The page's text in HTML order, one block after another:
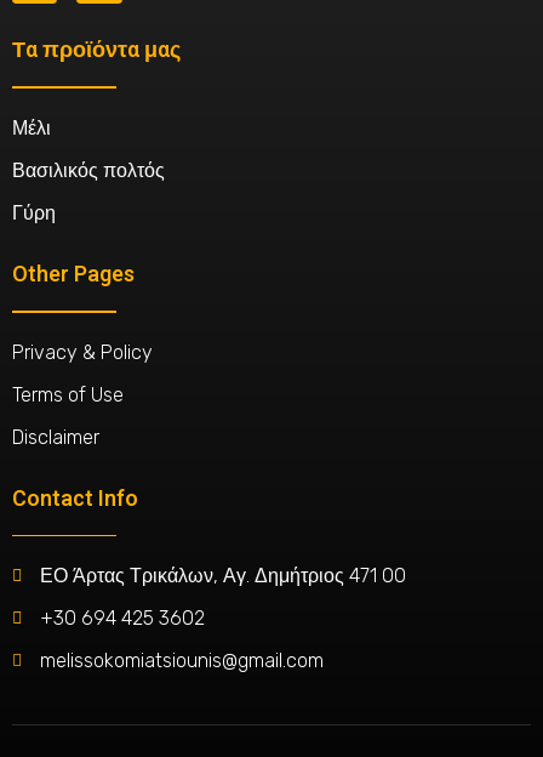
Τα προϊόντα μας
Μέλι
Βασιλικός πολτός
Γύρη
Other Pages
Privacy & Policy
Terms of Use
Disclaimer
Contact Info
ΕΟ Άρτας Τρικάλων, Αγ. Δημήτριος 471 00
+30 694 425 3602
melissokomiatsiounis@gmail.com